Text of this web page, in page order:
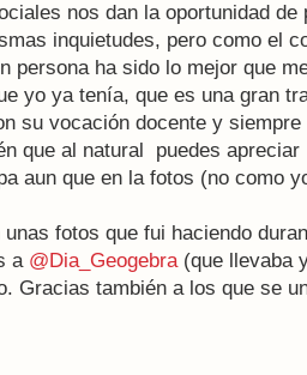
nos dan la oportunidad
inquietudes, pero como el
persona ha sido lo mejor que
yo ya tenía, que es una gran
su vocación docente y
que al natural puedes
aun que en la fotos (no como
fotos que fui haciendo
a @Dia_Geogebra (que llevaba
Gracias también a los que se